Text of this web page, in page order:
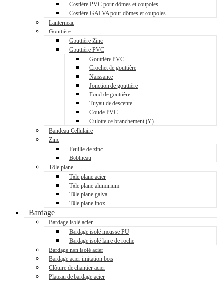
Costière PVC pour dômes et coupoles
Costière GALVA pour dômes et coupoles
Lanterneau
Gouttière
Gouttière Zinc
Gouttière PVC
Gouttière PVC
Crochet de gouttière
Naissance
Jonction de gouttière
Fond de gouttière
Tuyau de descente
Coude PVC
Culotte de branchement (Y)
Bandeau Cellulaire
Zinc
Feuille de zinc
Bobineau
Tôle plane
Tôle plane acier
Tôle plane aluminium
Tôle plane galva
Tôle plane inox
Bardage
Bardage isolé acier
Bardage isolé mousse PU
Bardage isolé laine de roche
Bardage non isolé acier
Bardage acier imitation bois
Clôture de chantier acier
Plateau de bardage acier